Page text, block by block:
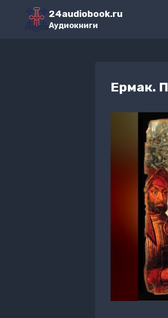
Перейти
содержимому
24audiobook.ru
Аудиокниги
Ермак.